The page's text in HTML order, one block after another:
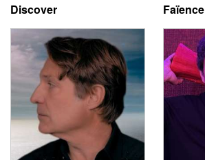
Discover Faïence